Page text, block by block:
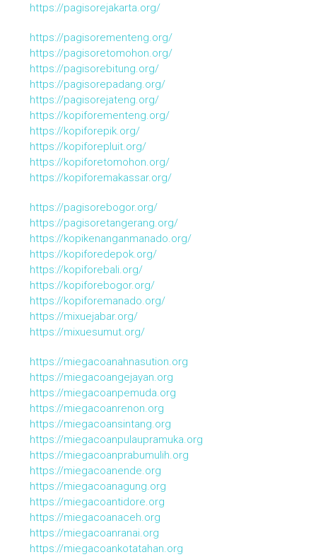
https://pagisorejakarta.org/
https://pagisorementeng.org/
https://pagisoretomohon.org/
https://pagisorebitung.org/
https://pagisorepadang.org/
https://pagisorejateng.org/
https://kopiforementeng.org/
https://kopiforepik.org/
https://kopiforepluit.org/
https://kopiforetomohon.org/
https://kopiforemakassar.org/
https://pagisorebogor.org/
https://pagisoretangerang.org/
https://kopikenanganmanado.org/
https://kopiforedepok.org/
https://kopiforebali.org/
https://kopiforebogor.org/
https://kopiforemanado.org/
https://mixuejabar.org/
https://mixuesumut.org/
https://miegacoanahnasution.org
https://miegacoangejayan.org
https://miegacoanpemuda.org
https://miegacoanrenon.org
https://miegacoansintang.org
https://miegacoanpulaupramuka.org
https://miegacoanprabumulih.org
https://miegacoanende.org
https://miegacoanagung.org
https://miegacoantidore.org
https://miegacoanaceh.org
https://miegacoanranai.org
https://miegacoankotatahan.org